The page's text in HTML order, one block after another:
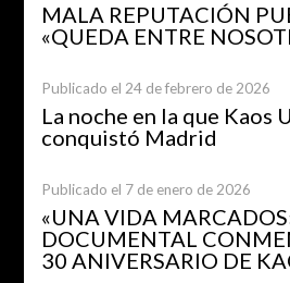
MALA REPUTACIÓN
«QUEDA ENTRE
Publicado el 24 de febrero de 2026
La noche en la que Kaos
conquistó Madrid
Publicado el 7 de enero de 2026
«UNA VIDA
DOCUMENTAL
30 ANIVERSARIO DE